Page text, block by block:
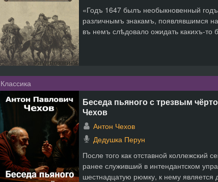
«Годъ 1647 былъ необыкновенный
различнымъ знакамъ, появлявшимся
въ немъ слѣдовало ожидать какихъ-то
Классика
Беседа пьяного с трезвым
Чехов
Антон Чехов
Дедушка Перун
После того как отставной коллежский
ранее служивший в интендантском
шестнадцатую рюмку, к нему является